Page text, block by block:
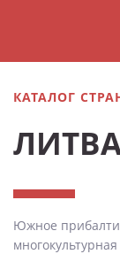
КАТАЛОГ
Южное